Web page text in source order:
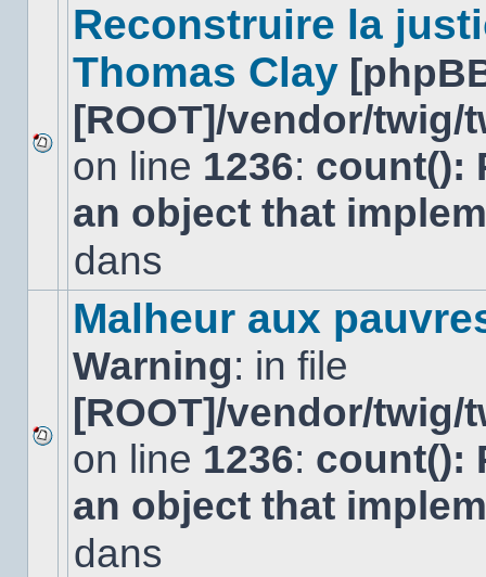
Aucun
nouveau
message
non-
dans
Reconstruire la
Thomas Clay
[ROOT]/vendor/
on line 1236: count():
an object that
dans
Aucun
nouveau
message
non-
dans
Malheur aux
Warning: in file
[ROOT]/vendor/
on line 1236: count():
an object that
dans